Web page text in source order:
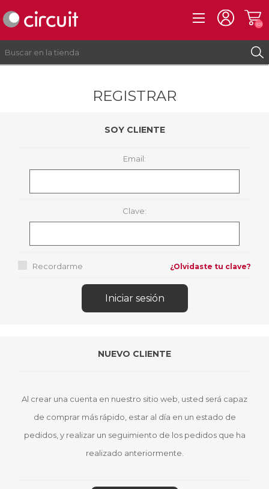
(0)
REGISTRAR
SOY CLIENTE
Email:
Clave:
Recordarme ¿Olvidaste tu clave?
NUEVO CLIENTE
Al crear una cuenta en nuestro sitio web, usted será capaz
de comprar más rápido, estar al día en un estado de
pedidos, y realizar un seguimiento de los pedidos que ha
realizado anteriormente.